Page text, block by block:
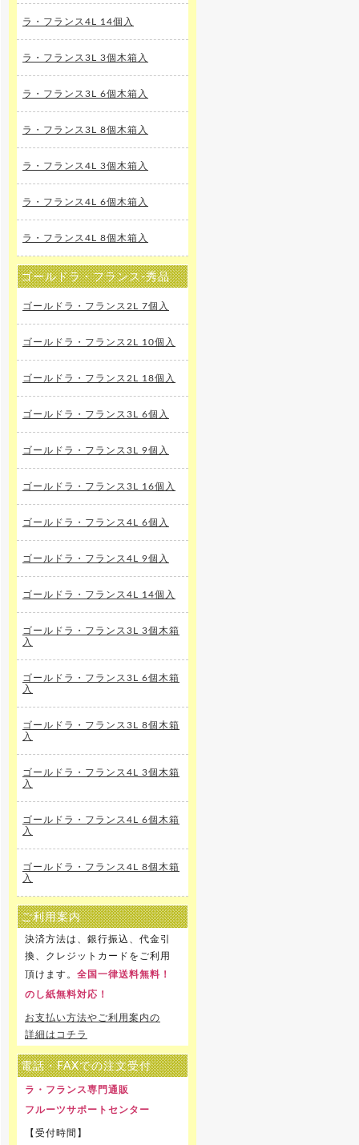
ラ・フランス4L 14個入
ラ・フランス3L 3個木箱入
ラ・フランス3L 6個木箱入
ラ・フランス3L 8個木箱入
ラ・フランス4L 3個木箱入
ラ・フランス4L 6個木箱入
ラ・フランス4L 8個木箱入
ゴールドラ・フランス-秀品
ゴールドラ・フランス2L 7個入
ゴールドラ・フランス2L 10個入
ゴールドラ・フランス2L 18個入
ゴールドラ・フランス3L 6個入
ゴールドラ・フランス3L 9個入
ゴールドラ・フランス3L 16個入
ゴールドラ・フランス4L 6個入
ゴールドラ・フランス4L 9個入
ゴールドラ・フランス4L 14個入
ゴールドラ・フランス3L 3個木箱
入
ゴールドラ・フランス3L 6個木箱
入
ゴールドラ・フランス3L 8個木箱
入
ゴールドラ・フランス4L 3個木箱
入
ゴールドラ・フランス4L 6個木箱
入
ゴールドラ・フランス4L 8個木箱
入
ご利用案内
決済方法は、銀行振込、代金引
換、クレジットカードをご利用
頂けます。 全国一律送料無料！
のし紙無料対応！
お支払い方法やご利用案内の
詳細はコチラ
電話・FAXでの注文受付
ラ・フランス専門通販
フルーツサポートセンター
【受付時間】